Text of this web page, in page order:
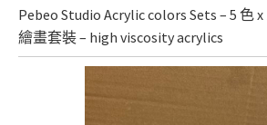
Pebeo Studio Acrylic colors Sets – 5 色
繪畫套裝 – high viscosity acrylics